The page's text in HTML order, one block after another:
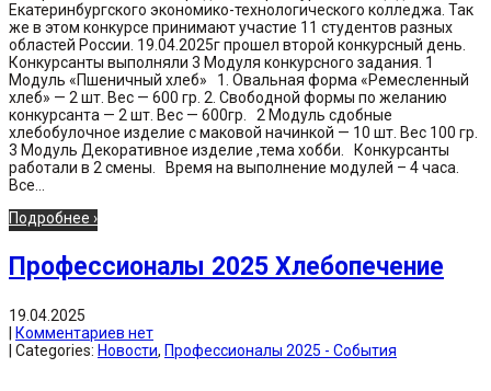
Екатеринбургского экономико-технологического колледжа. Так
же в этом конкурсе принимают участие 11 студентов разных
областей России. 19.04.2025г прошел второй конкурсный день.
Конкурсанты выполняли 3 Модуля конкурсного задания. 1
Модуль «Пшеничный хлеб» 1. Овальная форма «Ремесленный
хлеб» — 2 шт. Вес — 600 гр. 2. Свободной формы по желанию
конкурсанта — 2 шт. Вес — 600гр. 2 Модуль сдобные
хлебобулочное изделие с маковой начинкой — 10 шт. Вес 100 гр.
3 Модуль Декоративное изделие ,тема хобби. Конкурсанты
работали в 2 смены. Время на выполнение модулей – 4 часа.
Все...
Подробнее ›
Профессионалы 2025 Хлебопечение
19.04.2025
Комментариев нет
| Categories: Новости, Профессионалы 2025 - События